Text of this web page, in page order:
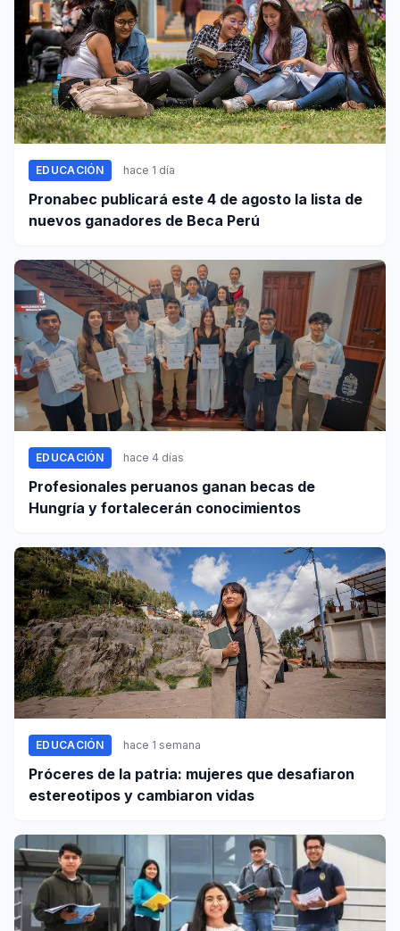
EDUCACIÓN hace 1 día
Pronabec publicará este 4 de agosto la lista de
nuevos ganadores de Beca Perú
EDUCACIÓN hace 4 días
Profesionales peruanos ganan becas de
Hungría y fortalecerán conocimientos
EDUCACIÓN hace 1 semana
Próceres de la patria: mujeres que desafiaron
estereotipos y cambiaron vidas